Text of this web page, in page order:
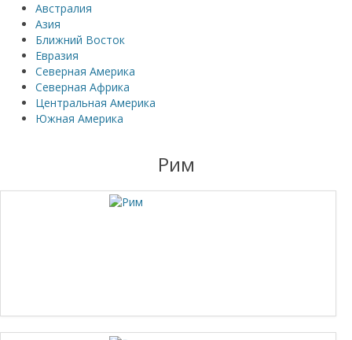
Австралия
Азия
Ближний Восток
Евразия
Северная Америка
Северная Африка
Центральная Америка
Южная Америка
Рим